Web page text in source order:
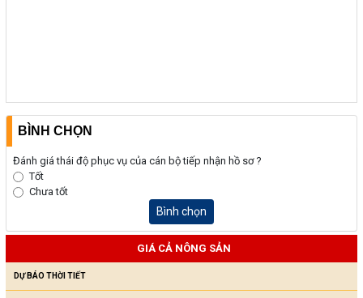
BÌNH CHỌN
Đánh giá thái độ phục vụ của cán bộ tiếp nhận hồ sơ ?
Tốt
Chưa tốt
Bình chọn
GIÁ CẢ NÔNG SẢN
DỰ BÁO THỜI TIẾT